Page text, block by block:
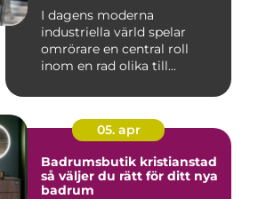
I dagens moderna
industriella värld spelar
omrörare en central roll
inom en rad olika till...
05. apr
Badrumsbutik kristianstad
så väljer du rätt för ditt nya
badrum